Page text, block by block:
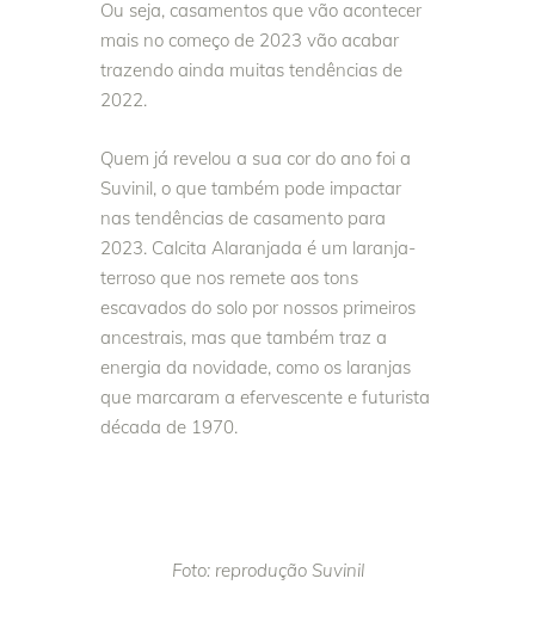
Ou seja, casamentos que vão acontecer
mais no começo de 2023 vão acabar
trazendo ainda muitas tendências de
2022.
Quem já revelou a sua cor do ano foi a
Suvinil, o que também pode impactar
nas tendências de casamento para
2023. Calcita Alaranjada é um laranja-
terroso que nos remete aos tons
escavados do solo por nossos primeiros
ancestrais, mas que também traz a
energia da novidade, como os laranjas
que marcaram a efervescente e futurista
década de 1970.
Foto: reprodução Suvinil